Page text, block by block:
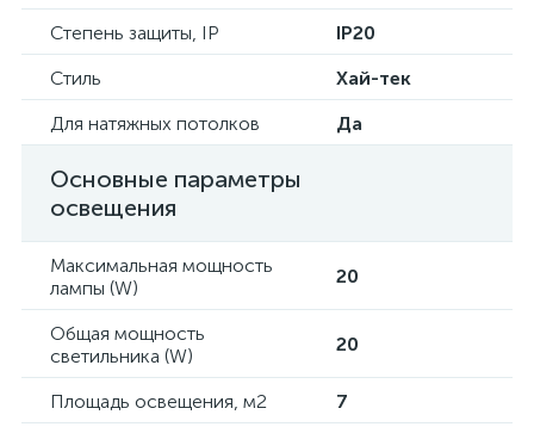
Степень защиты, IP
IP20
Стиль
Хай-тек
Для натяжных потолков
Да
Основные параметры
освещения
Максимальная мощность
лампы (W)
20
Общая мощность
светильника (W)
20
Площадь освещения, м2
7